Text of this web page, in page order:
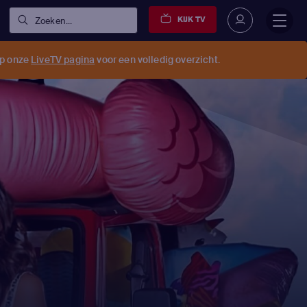
Zoeken... KIJK TV
onze LiveTV pagina voor een volledig overzicht.